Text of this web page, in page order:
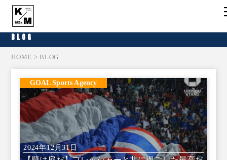
BLOG
HOME > BLOG
GOAL Sports Agency
2024年12月31日